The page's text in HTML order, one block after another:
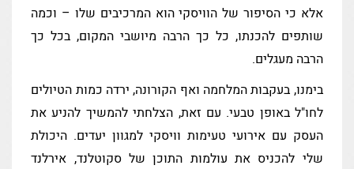
אלא כי הסיפור של הוויסקי הוא המרכיבים שלו – וכמה
שותפים להכנתו, כל כך הרבה מיושבי המקום, בכל כך
הרבה מעגלים.
בימנו, בעקבות המלחמה ואף הקורונה, ירדה כמות הטיולים
לחו"ל באופן טבעי. עם זאת, הצלחתי להמשיך להניע את
העסק עם אירועי טעימות וויסקי למגוון יעדים. היכולת
שלי להכניס את עולמות התוכן של סקוטלנד, אירלנד